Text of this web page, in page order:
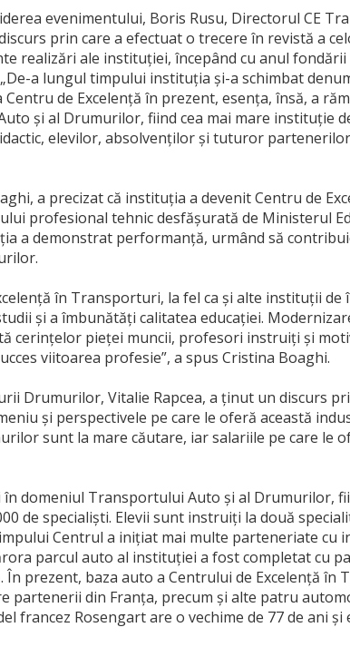
evenimentului, Boris Rusu, Directorul CE
prin care a efectuat o trecere în revistă a
realizări ale instituției, începând cu anul fondării
a lungul timpului instituția și-a schimbat
de Excelență în prezent, esența, însă, a
și al Drumurilor, fiind cea mai mare instituție
elevilor, absolvenților și tuturor
a precizat că instituția a devenit Centru de
profesional tehnic desfășurată de Ministerul
a demonstrat performanță, urmând să
în Transporturi, la fel ca și alte instituții de
și a îmbunătăți calitatea educației.
cerințelor pieței muncii, profesori instruiți și
viitoarea profesie”, a spus Cristina Boaghi.
Drumurilor, Vitalie Rapcea, a ținut un discurs
și perspectivele pe care le oferă această
sunt la mare căutare, iar salariile pe care le
domeniul Transportului Auto și al Drumurilor,
de specialiști. Elevii sunt instruiți la două
Centrul a inițiat mai multe parteneriate cu
parcul auto al instituției a fost completat cu
prezent, baza auto a Centrului de Excelență în
partenerii din Franța, precum și alte patru
francez Rosengart are o vechime de 77 de ani și